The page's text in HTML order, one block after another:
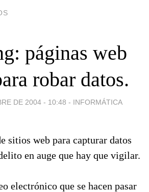
páginas web
robar datos.
DE 2004 - 10:48 - INFORMÁTICA
sitios web para capturar datos
en auge que hay que vigilar.
electrónico que se hacen pasar